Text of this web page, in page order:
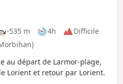
-535 m 4h
Difficile
au départ de Larmor-plage,
Lorient et retour par Lorient.